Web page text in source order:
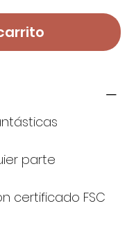
parte
certificado FSC